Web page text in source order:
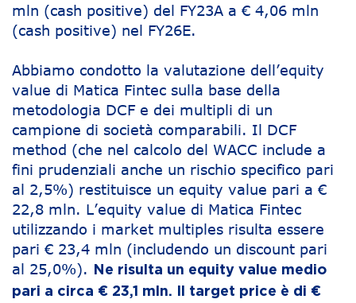
mln (cash positive) del FY23A a € 4,06 mln
(cash positive) nel FY26E.
Abbiamo condotto la valutazione dell’equity
value di Matica Fintec sulla base della
metodologia DCF e dei multipli di un
campione di società comparabili. Il DCF
method (che nel calcolo del WACC include a
fini prudenziali anche un rischio specifico pari
al 2,5%) restituisce un equity value pari a €
22,8 mln. L’equity value di Matica Fintec
utilizzando i market multiples risulta essere
pari € 23,4 mln (includendo un discount pari
al 25,0%).
Ne risulta un equity value medio
pari a circa € 23,1 mln. Il target price è di €